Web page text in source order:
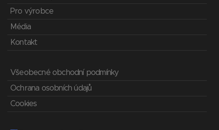
Pro výrobce
Média
Kontakt
Všeobecné obchodní podmínky
Ochrana osobních údajů
Cookies